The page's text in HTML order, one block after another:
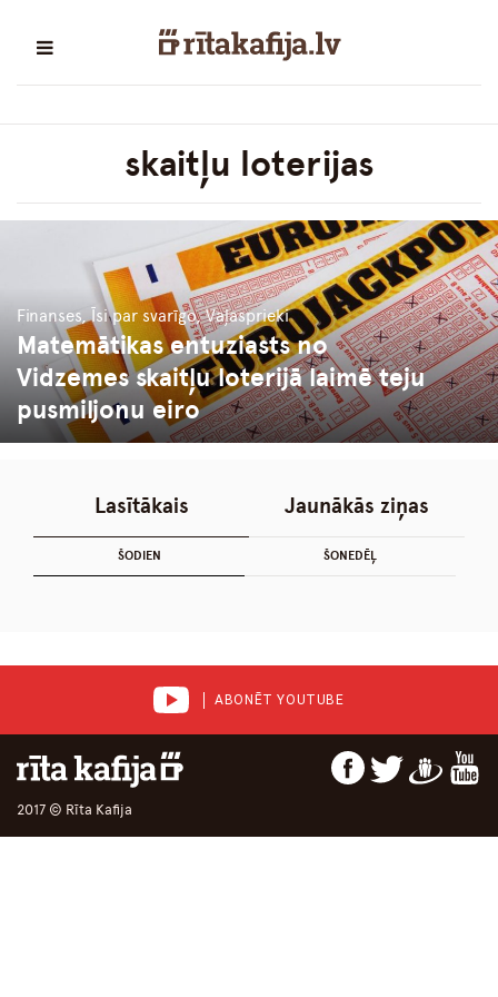
skaitļu loterijas
Finanses, Īsi par svarīgo, Vaļasprieki
Matemātikas entuziasts no
Vidzemes skaitļu loterijā laimē teju
pusmiljonu eiro
Lasītākais
ŠODIEN ŠONEDĒĻ
Jaunākās ziņas
ABONĒT YOUTUBE
2017 © Rīta Kafija